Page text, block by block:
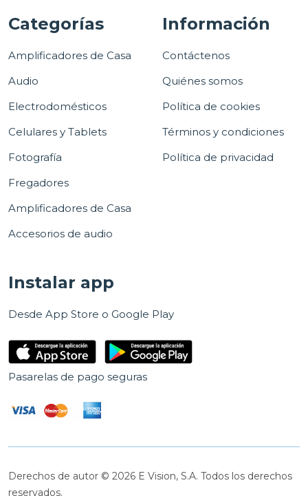
Categorías
Amplificadores de Casa
Audio
Electrodomésticos
Celulares y Tablets
Fotografía
Fregadores
Amplificadores de Casa
Accesorios de audio
Información
Contáctenos
Quiénes somos
Política de cookies
Términos y condiciones
Política de privacidad
Instalar app
Desde App Store o Google Play
Pasarelas de pago seguras
Derechos de autor © 2026 E Vision, S.A. Todos los derechos
reservados.